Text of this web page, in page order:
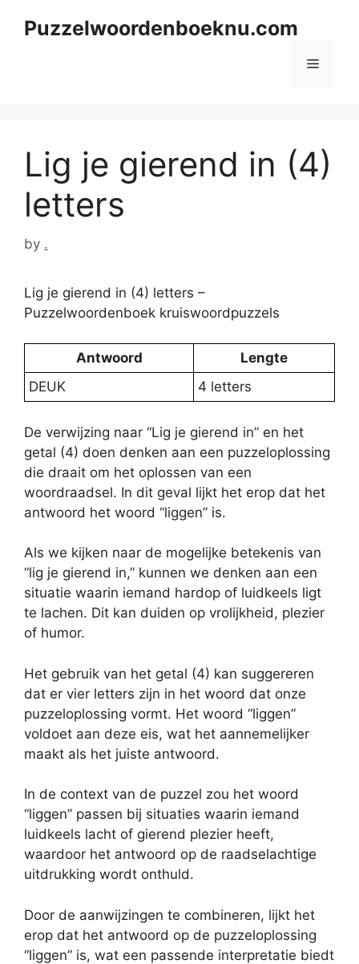
Puzzelwoordenboeknu.com
Menu
Lig je gierend in (4)
letters
by .
Lig je gierend in (4) letters –
Puzzelwoordenboek kruiswoordpuzzels
Antwoord
Lengte
DEUK
4 letters
De verwijzing naar “Lig je gierend in” en het
getal (4) doen denken aan een puzzeloplossing
die draait om het oplossen van een
woordraadsel. In dit geval lijkt het erop dat het
antwoord het woord “liggen” is.
Als we kijken naar de mogelijke betekenis van
“lig je gierend in,” kunnen we denken aan een
situatie waarin iemand hardop of luidkeels ligt
te lachen. Dit kan duiden op vrolijkheid, plezier
of humor.
Het gebruik van het getal (4) kan suggereren
dat er vier letters zijn in het woord dat onze
puzzeloplossing vormt. Het woord “liggen”
voldoet aan deze eis, wat het aannemelijker
maakt als het juiste antwoord.
In de context van de puzzel zou het woord
“liggen” passen bij situaties waarin iemand
luidkeels lacht of gierend plezier heeft,
waardoor het antwoord op de raadselachtige
uitdrukking wordt onthuld.
Door de aanwijzingen te combineren, lijkt het
erop dat het antwoord op de puzzeloplossing
“liggen” is, wat een passende interpretatie biedt